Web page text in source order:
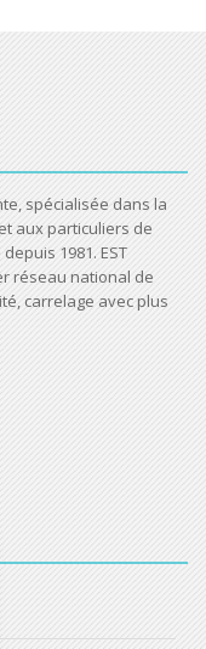
spécialisée dans la
aux particuliers de
1981. EST
réseau national de
carrelage avec plus